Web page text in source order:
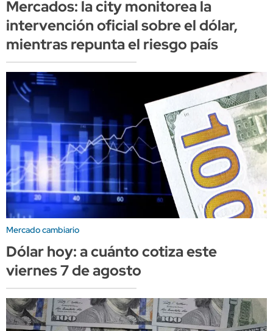
Mercados: la city monitorea la
intervención oficial sobre el dólar,
mientras repunta el riesgo país
Mercado cambiario
Dólar hoy: a cuánto cotiza este
viernes 7 de agosto